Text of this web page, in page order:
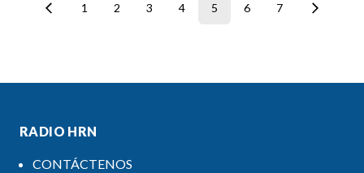
1 2 3 4 5 6 7
RADIO HRN
CONTÁCTENOS